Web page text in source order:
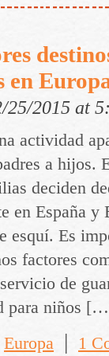
en
25/2015 at
actividad
a hijos.
deciden
en España y
esquí. Es
factores
de
para niños
Europa | 1